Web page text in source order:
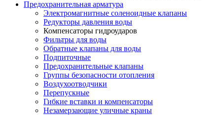
Предохранительная арматура
Электромагнитные соленоидные клапаны
Редукторы давления воды
Компенсаторы гидроударов
Фильтры для воды
Обратные клапаны для воды
Подпиточные
Предохранительные клапаны
Группы безопасности отопления
Воздухоотводчики
Перепускные
Гибкие вставки и компенсаторы
Незамерзающие уличные краны